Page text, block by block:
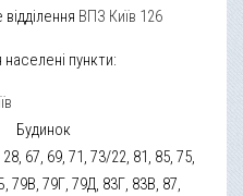
ВПЗ Київ 126
пункти:
Будинок
67, 69, 71, 73/22, 81, 85, 75,
79В, 79Г, 79Д, 83Г, 83В, 87,